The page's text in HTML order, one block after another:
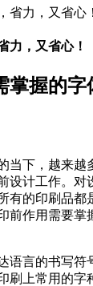
力，又省心！
掌握的字
下，越来越
设计工作。对
有的印刷品都
前作用需要掌
言的书写符
刷上常用的字